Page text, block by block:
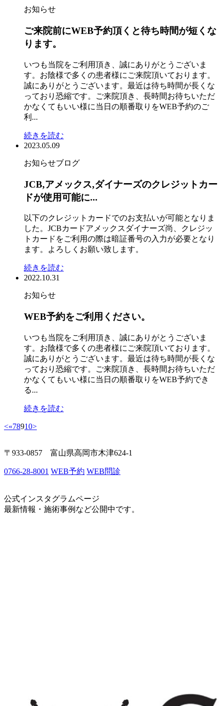
お知らせ
ご来院前にWEB予約頂くと待ち時間が短くな
ります。
いつも当院をご利用頂き、誠にありがとうございま
す。お陰様で多くの患者様にご来院頂いております。
誠にありがとうございます。最近は待ち時間が長くな
っており恐縮です。ご来院頂き、長時間お待ちいただ
かなくてもいい様に当日の順番取りをWEB予約のご
利...
続きを読む
2023.05.09
お知らせブログ
JCB,アメックス,ダイナーズのクレジットカー
ドが使用可能に...
以下のクレジットカードでのお支払いが可能となりま
した。JCBカードアメックスダイナーズ尚、クレジッ
トカードをご利用の際は暗証番号の入力が必要となり
ます。よろしくお願い致します。
続きを読む
2022.10.31
お知らせ
WEB予約をご利用ください。
いつも当院をご利用頂き、誠にありがとうございま
す。お陰様で多くの患者様にご来院頂いております。
誠にありがとうございます。最近は待ち時間が長くな
っており恐縮です。ご来院頂き、長時間お待ちいただ
かなくてもいい様に当日の順番取りをWEB予約でき
る...
続きを読む
<«78910>
〒933-0857 富山県高岡市木津624-1
0766-28-8001 WEB予約 WEB問診
公式インスタグラムページ
最新情報・施術事例など公開中です。